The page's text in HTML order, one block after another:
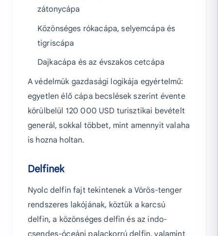
zátonycápa
Közönséges rókacápa, selyemcápa és
tigriscápa
Dajkacápa és az évszakos cetcápa
A védelmük gazdasági logikája egyértelmű:
egyetlen élő cápa becslések szerint évente
körülbelül 120 000 USD turisztikai bevételt
generál, sokkal többet, mint amennyit valaha
is hozna holtan.
Delfinek
Nyolc delfin fajt tekintenek a Vörös-tenger
rendszeres lakójának, köztük a karcsú
delfin, a közönséges delfin és az indo-
csendes-óceáni palackorrú delfin, valamint